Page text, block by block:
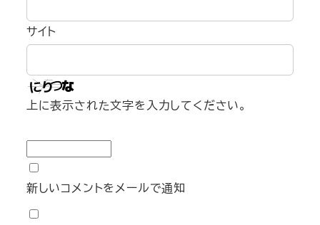
サイト
上に表示された文字を入力してください。
新しいコメントをメールで通知